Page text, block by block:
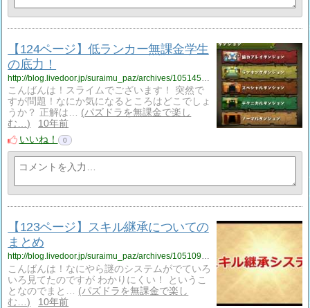
【124ページ】低ランカー無課金学生
の底力！
http://blog.livedoor.jp/suraimu_paz/archives/1051454791.html
こんばんは！スライムでございます！ 突然で
すが問題！なにか気になるところはどこでしょ
うか？ 正解は…
パズドラを無課金で楽し
む…
10年前
いいね！
0
【123ページ】スキル継承についての
まとめ
http://blog.livedoor.jp/suraimu_paz/archives/1051091316.html
こんばんは！なにやら謎のシステムがでていろ
いろ見てたのですが わかりにくい！ というこ
となのでまと…
パズドラを無課金で楽し
む…
10年前